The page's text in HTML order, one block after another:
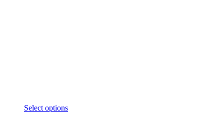
Select options